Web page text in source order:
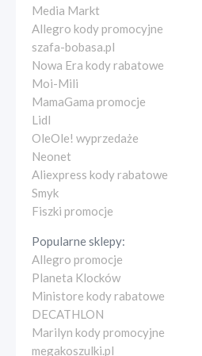
Media Markt
Allegro kody promocyjne
szafa-bobasa.pl
Nowa Era kody rabatowe
Moi-Mili
MamaGama promocje
Lidl
OleOle! wyprzedaże
Neonet
Aliexpress kody rabatowe
Smyk
Fiszki promocje
Popularne sklepy:
Allegro promocje
Planeta Klocków
Ministore kody rabatowe
DECATHLON
Marilyn kody promocyjne
megakoszulki.pl